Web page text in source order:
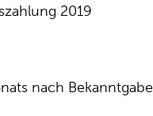
2019
nach Bekanntgabe